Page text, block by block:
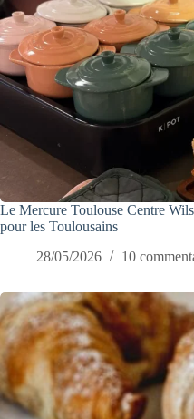
Le Mercure Toulouse Centre
pour les Toulousains
28/05/2026
10